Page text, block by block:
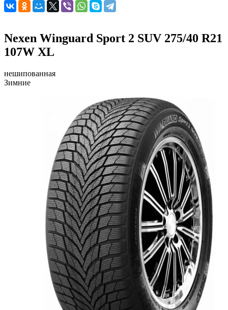
Nexen Winguard Sport 2 SUV 275/40 R21
107W XL
нешипованная
Зимние